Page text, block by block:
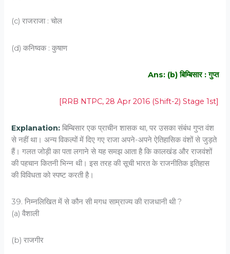
(c) राजराजा : चोल
(d) कनिष्वक : कुषाण
Ans: (b) बिम्बिसार : गुप्त
[RRB NTPC, 28 Apr 2016 (Shift-2) Stage 1st]
Explanation: बिम्बिसार एक प्राचीन शासक था, पर उसका संबंध गुप्त वंश
से नहीं था। अन्य विकल्पों में दिए गए राजा अपने-अपने ऐतिहासिक वंशों से जुड़ते
हैं। गलत जोड़ी का पता लगाने से यह समझ आता है कि कालखंड और राजवंशों
की पहचान कितनी भिन्न थी। इस तरह की सूची भारत के राजनीतिक इतिहास
की विविधता को स्पष्ट करती है।
39. निम्नलिखित में से कौन सी मगध साम्राज्य की राजधानी थी ?
(a) वैशाली
(b) राजगीर